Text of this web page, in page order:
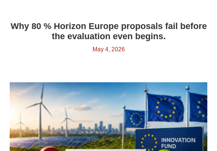
Why 80 % Horizon Europe proposals fail before
the evaluation even begins.
May 4, 2026